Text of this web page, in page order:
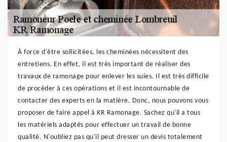
À force d'être sollicitées, les cheminées nécessitent des
entretiens. En effet, il est très important de réaliser des
travaux de ramonage pour enlever les suies. Il est très difficile
de procéder à ces opérations et il est incontournable de
contacter des experts en la matière. Donc, nous pouvons vous
proposer de faire appel à KR Ramonage. Sachez qu'il a tous
les matériels adaptés pour effectuer un travail de bonne
qualité. N'oubliez pas qu'il peut dresser un devis totalement